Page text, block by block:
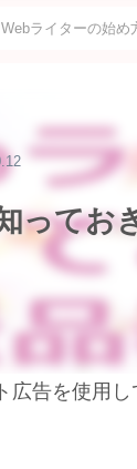
Webライターの始め
ってお
告を使用し